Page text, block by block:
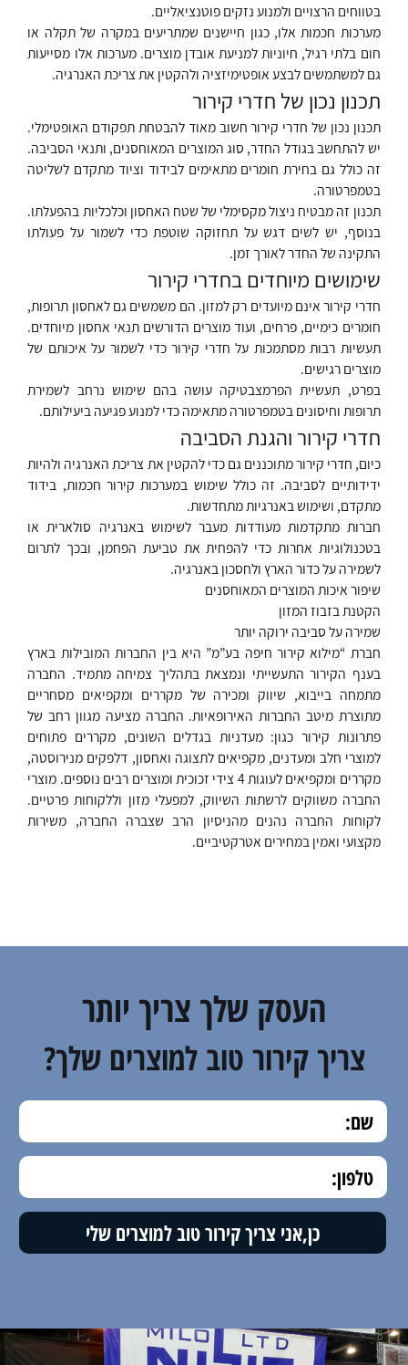
בטווחים הרצויים ולמנוע נזקים פוטנציאליים.
מערכות חכמות אלו, כגון חיישנים שמתריעים במקרה של תקלה או
חום בלתי רגיל, חיוניות למניעת אובדן מוצרים. מערכות אלו מסייעות
גם למשתמשים לבצע אופטימיזציה ולהקטין את צריכת האנרגיה.
תכנון נכון של חדרי קירור
תכנון נכון של חדרי קירור חשוב מאוד להבטחת תפקודם האופטימלי.
יש להתחשב בגודל החדר, סוג המוצרים המאוחסנים, ותנאי הסביבה.
זה כולל גם בחירת חומרים מתאימים לבידוד וציוד מתקדם לשליטה
בטמפרטורה.
תכנון זה מבטיח ניצול מקסימלי של שטח האחסון וכלכליות בהפעלתו.
בנוסף, יש לשים דגש על תחזוקה שוטפת כדי לשמור על פעולתו
התקינה של החדר לאורך זמן.
שימושים מיוחדים בחדרי קירור
חדרי קירור אינם מיועדים רק למזון. הם משמשים גם לאחסון תרופות,
חומרים כימיים, פרחים, ועוד מוצרים הדורשים תנאי אחסון מיוחדים.
תעשיות רבות מסתמכות על חדרי קירור כדי לשמור על איכותם של
מוצרים רגישים.
בפרט, תעשיית הפרמצבטיקה עושה בהם שימוש נרחב לשמירת
תרופות וחיסונים בטמפרטורה מתאימה כדי למנוע פגיעה ביעילותם.
חדרי קירור והגנת הסביבה
כיום, חדרי קירור מתוכננים גם כדי להקטין את צריכת האנרגיה ולהיות
ידידותיים לסביבה. זה כולל שימוש במערכות קירור חכמות, בידוד
מתקדם, ושימוש באנרגיות מתחדשות.
חברות מתקדמות מעודדות מעבר לשימוש באנרגיה סולארית או
בטכנולוגיות אחרות כדי להפחית את טביעת הפחמן, ובכך לתרום
לשמירה על כדור הארץ ולחסכון באנרגיה.
שיפור איכות המוצרים המאוחסנים
הקטנת בזבוז המזון
שמירה על סביבה ירוקה יותר
חברת “מילוא קירור חיפה בע”מ” היא בין החברות המובילות בארץ
בענף הקירור התעשייתי ונמצאת בתהליך צמיחה מתמיד. החברה
מתמחה בייבוא, שיווק ומכירה של מקררים ומקפיאים מסחריים
מתוצרת מיטב החברות האירופאיות. החברה מציעה מגוון רחב של
פתרונות קירור כגון: מעדניות בגדלים השונים, מקררים פתוחים
למוצרי חלב ומעדנים, מקפיאים לתצוגה ואחסון, דלפקים מנירוסטה,
מקררים ומקפיאים לעוגות 4 צידי זכוכית ומוצרים רבים נוספים. מוצרי
החברה משווקים לרשתות השיווק, למפעלי מזון וללקוחות פרטיים.
לקוחות החברה נהנים מהניסיון הרב שצברה החברה, משירות
מקצועי ואמין במחירים אטרקטיביים.
העסק שלך צריך יותר
צריך קירור טוב למוצרים שלך?